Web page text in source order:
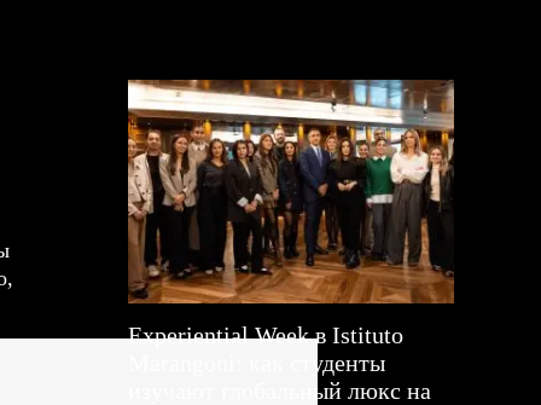
Experiential Week в Istituto
Marangoni: как студенты
изучают глобальный люкс на